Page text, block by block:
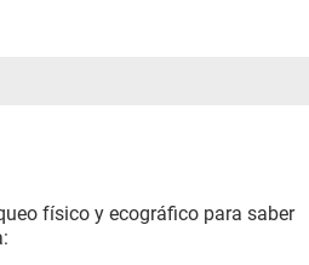
físico y ecográfico para saber